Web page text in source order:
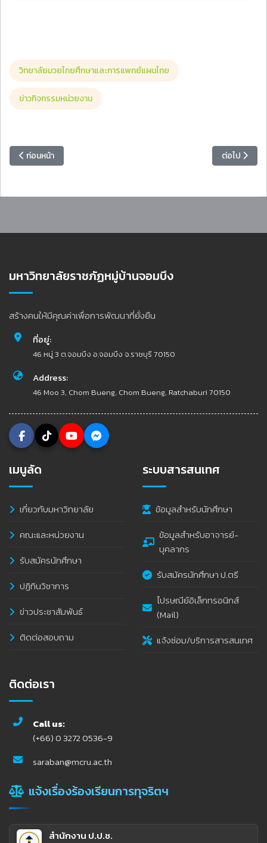
วิทยาลัยมวยไทยศึกษาและการแพทย์แผนไทย
ข่าวกิจกรรมหน่วยงาน
เนื้อหาก่อนหน้า: สำนักงานประกันคุณภาพการศึกษาจัดอบรม PLC หลักสู
ก่อนหน้า เนื้อหาถัดไ
ต่อไป
มหาวิทยาลัยราชภัฏหมู่บ้านจอมบึง
สร้างคนให้มีคุณค่าเพื่อการพัฒนาที่ยั่งยืน
ที่อยู่:
46 หมู่ 3 ต.จอมบึง อ.จอมบึง จ.ราชบุรี 70150
Address:
46 Moo 3, Chom Bueng, Chom Bueng, Ratchaburi 70150
เมนูลัด
เกี่ยวกับมหาวิทยาลัย
คณะและหน่วยงาน
รับสมัครนักศึกษา
ปฏิทินวิชาการ
ข่าวประชาสัมพันธ์
ติดต่อสอบถาม
ระบบสารสนเทศ
ข้อมูลสำหรับนักศึกษา
ข้อมูลสำหรับอาจารย์-
บุคลากร
รับสมัครนักศึกษา ป.ตรี
ไปรษณีย์อิเล็กทรอนิกส์
(Mail)
แจ้งซ่อม/บริการสารสนเทศ
ติดต่อเรา
Call us:
(+66) 0 3272 0536-9
saraban@mcru.ac.th
แจ้งเรื่องร้องเรียนการทุจริตฯ
สำนักงาน ป.ป.ช.